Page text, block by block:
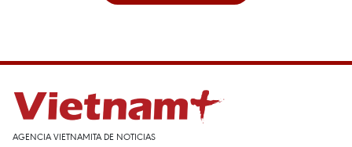
AGENCIA VIETNAMITA DE NOTICIAS